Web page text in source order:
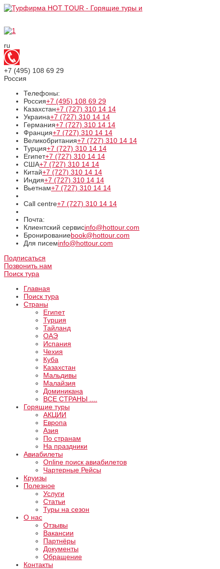
ru
+7 (495) 108 69 29
Россия
Телефоны:
Россия+7 (495) 108 69 29
Казахстан+7 (727) 310 14 14
Украина+7 (727) 310 14 14
Германия+7 (727) 310 14 14
Франция+7 (727) 310 14 14
Великобритания+7 (727) 310 14 14
Турция+7 (727) 310 14 14
Египет+7 (727) 310 14 14
США+7 (727) 310 14 14
Китай+7 (727) 310 14 14
Индия+7 (727) 310 14 14
Вьетнам+7 (727) 310 14 14
Call centre+7 (727) 310 14 14
Почта:
Клиентский сервисinfo@hottour.com
Бронированиеbook@hottour.com
Для писемinfo@hottour.com
Подписаться
Позвонить нам
Поиск тура
Главная
Поиск тура
Страны
Египет
Турция
Тайланд
ОАЭ
Испания
Чехия
Куба
Казахстан
Мальдивы
Малайзия
Доминикана
ВCE СТРАНЫ ....
Горящие туры
АКЦИИ
Европа
Азия
По странам
На праздники
Авиабилеты
Online поиск авиабилетов
Чартерные Рейсы
Круизы
Полезное
Услуги
Статьи
Туры на сезон
О нас
Отзывы
Вакансии
Партнёры
Документы
Обращение
Контакты